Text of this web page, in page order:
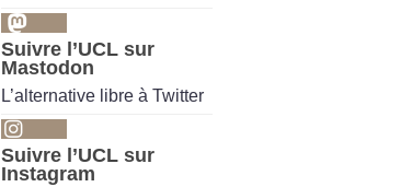
Suivre l’UCL sur
Mastodon
L’alternative libre à Twitter
Suivre l’UCL sur
Instagram